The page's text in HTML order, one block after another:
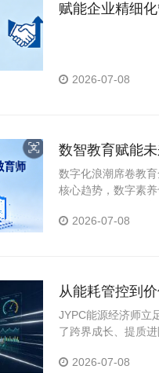
赋能企业精细
2026-07-08
数智教育赋能
价值
数字化浪潮席卷教
核心趋势，数字素
心纽带，如今成为教
2026-07-08
从能耗管控到
JYPC能源经济师立
了跨界成长、提质
产业高质量发展。
2026-07-08